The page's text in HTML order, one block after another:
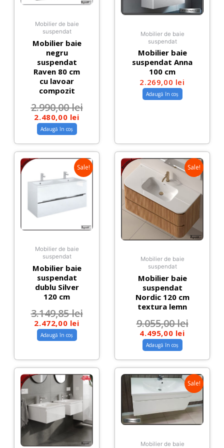
Mobilier de baie
suspendat
Mobilier baie
negru
suspendat
Raven 80 cm
cu lavoar
compozit
2.990,00lei
2.480,00 lei
Adaugă în coș
Mobilier de baie
suspendat
Mobilier baie
suspendat Anna
100 cm
2.269,00 lei
Adaugă în coș
Sale!
Mobilier de baie
suspendat
Mobilier baie
suspendat
dublu Silver
120 cm
3.149,85lei
2.472,00 lei
Adaugă în coș
Sale!
Mobilier de baie
suspendat
Mobilier baie
suspendat
Nordic 120 cm
textura lemn
9.055,00lei
4.495,00 lei
Adaugă în coș
Sale!
Mobilier de baie